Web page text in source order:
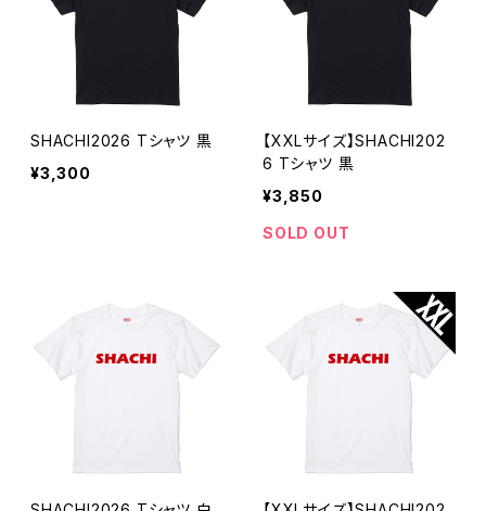
SHACHI2026 Tシャツ 黒
¥3,300
【XXLサイズ】SHACHI202
6 Tシャツ 黒
¥3,850
SOLD OUT